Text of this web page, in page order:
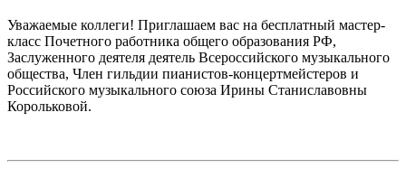
Уважаемые коллеги! Приглашаем вас на бесплатный мастер-
класс Почетного работника общего образования РФ,
Заслуженного деятеля деятель Всероссийского музыкального
общества, Член гильдии пианистов-концертмейстеров и
Российского музыкального союза Ирины Станиславовны
Корольковой.